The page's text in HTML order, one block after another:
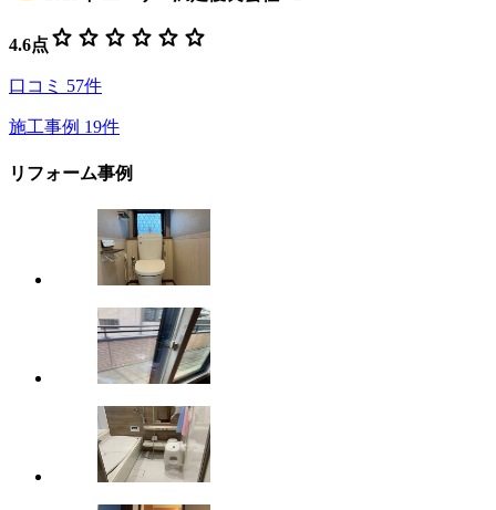
4.6点 star star star star star star
口コミ 57件
施工事例 19件
リフォーム事例